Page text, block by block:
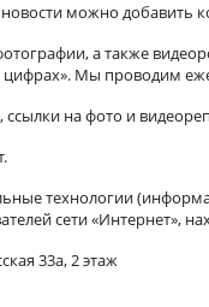
новости можно добавить
а также
цифрах». Мы проводим
на фото и
технологии
сети «Интернет»,
33а, 2 этаж